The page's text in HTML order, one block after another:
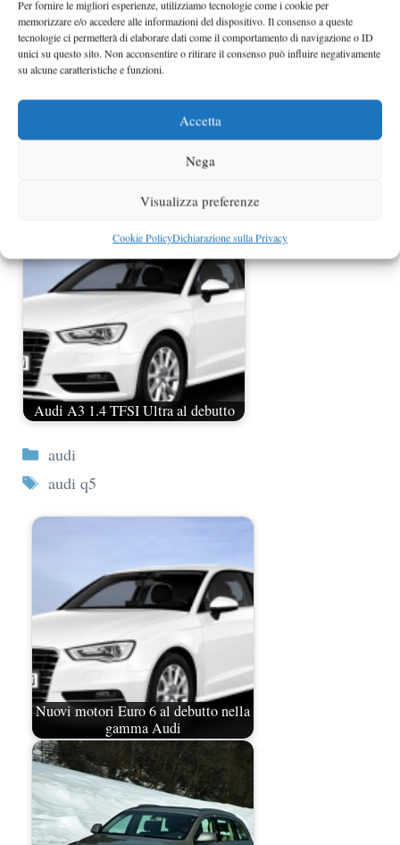
Per fornire le migliori esperienze, utilizziamo tecnologie come i cookie per
memorizzare e/o accedere alle informazioni del dispositivo. Il consenso a queste
tecnologie ci permetterà di elaborare dati come il comportamento di navigazione o ID
unici su questo sito. Non acconsentire o ritirare il consenso può influire negativamente
su alcune caratteristiche e funzioni.
Accetta
Nega
Visualizza preferenze
Cookie PolicyDichiarazione sulla Privacy
Audi A3 1.4 TFSI Ultra al debutto
Categorie
audi
Tag
audi q5
Nuovi motori Euro 6 al debutto nella
gamma Audi